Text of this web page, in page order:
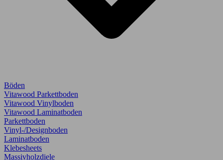
Böden
Vitawood Parkettboden
Vitawood Vinylboden
Vitawood Laminatboden
Parkettboden
Vinyl-/Designboden
Laminatboden
Klebesheets
Massivholzdiele